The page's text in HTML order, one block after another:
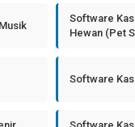
Software
Hewan (Pet
Software